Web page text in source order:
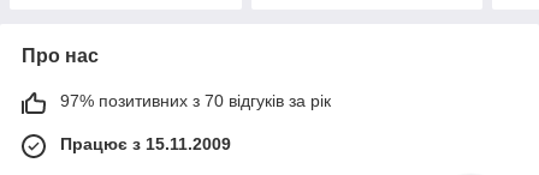
Про нас
97% позитивних з 70 відгуків за рік
Працює з 15.11.2009